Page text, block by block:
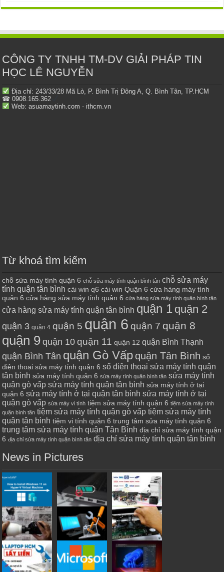
CÔNG TY TNHH TM-DV GIẢI PHÁP TIN
HỌC LÊ NGUYỄN
Địa chỉ: 243/33/28 Mã Lò, P. Bình Trị Đông A, Q. Bình Tân, TP.HCM
☎ 0908.165.362
Web: asuamaytinh.com - ithcm.vn
Từ khoá tìm kiếm
chỗ sửa máy tính quận 6 chỗ sửa máy tính quận bình tân chỗ sửa máy
tính quận tân bình cài win q6 cài win Quận 6 cửa hàng máy tính
quận 6 cửa hàng sửa máy tính quận 6 cửa hàng sửa máy tính quận bình tân
cửa hàng sửa máy tính quận tân bình quận 1 quận 2
quận 3 quận 4 quận 5 quận 6 quận 7 quận 8
quận 9 quận 10 quận 11 quận 12 quận Bình Thạnh
quận Bình Tân quận Gò Vấp quận Tân Bình số
điện thoại sửa máy tính quận 6 số điện thoại sửa máy tính quận
tân bình sửa máy tính quận 6 sửa máy tính quận bình tân sửa máy tính
quận gò vấp sửa máy tính quận tân bình sửa máy tính ở tại
quận 6 sửa máy tính ở tại quận tân bình sửa máy tính ở tại
quận gò vấp sửa máy vi tính tiệm sửa máy tính quận 6 tiệm sửa máy tính
quận bình tân tiệm sửa máy tính quận gò vấp tiệm sửa máy tính
quận tân bình tiệm vi tính quận 6 trung tâm sửa máy tính quận 6
trung tâm sửa máy tính quận Tân Bình địa chỉ sửa máy tính quận
6 địa chỉ sửa máy tính quận bình tân địa chỉ sửa máy tính quận tân bình
News in Pictures